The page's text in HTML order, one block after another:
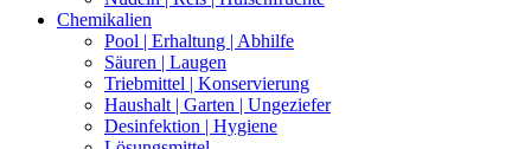
Chemikalien
Pool | Erhaltung | Abhilfe
Säuren | Laugen
Triebmittel | Konservierung
Haushalt | Garten | Ungeziefer
Desinfektion | Hygiene